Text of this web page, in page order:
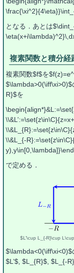
となる．あとは
複素関数と積分経
複素関数$f$を
$\lambda>0(\iff\xi>0)$
R}$を
\\&L_{-
で定める．
$L’\cup L_{-R}\cup
$\lambda<0(\iff\xi<0)$
$L’$, $L_{R}$, $L_{-